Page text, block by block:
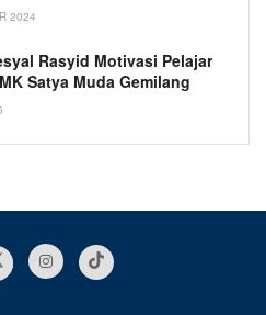
2024
Rasyid Motivasi Pelajar
Satya Muda Gemilang